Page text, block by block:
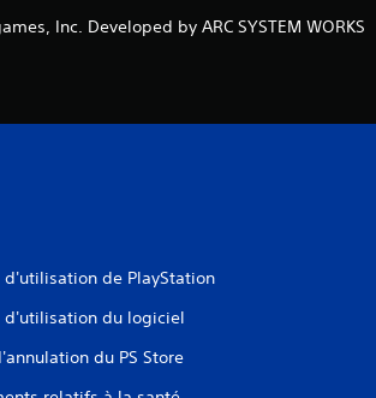
Inc. Developed by ARC SYSTEM WORKS
d'utilisation de PlayStation
d'utilisation du logiciel
du PS Store